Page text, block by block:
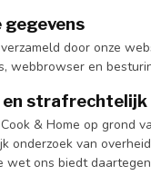
door onze
webbrowser en
en strafrechtelijk
& Home op
onderzoek van
wet ons biedt